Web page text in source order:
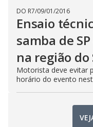
DO R7/09/01/2016
Ensaio
samba de
na região
Motorista deve evitar
horário do evento